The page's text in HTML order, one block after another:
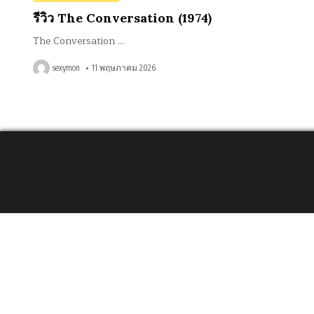
in
รีวิว The Conversation (1974)
The Conversation …
sexymon 11 พฤษภาคม 2026